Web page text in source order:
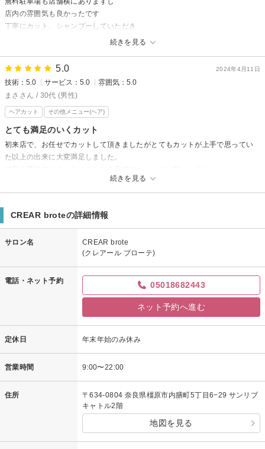
続きを見る
店内の雰囲気も良かったです
丁寧にカット、シャンプーしていただき
時々おしゃれな空間でリフレッシュするのも良いですね
2024年4月11日
5.0
技術：5.0 サービス：5.0
雰囲気：5.0
まささん / 30代 (男性)
ヘアカット その他メニュー(ヘア)
とても満足のいくカット
続きを見る
初来店で、お任せでカットして頂きましたがとてもカットが上手で思ってい
た以上の出来に大変満足しました。
CREAR broteの詳細情報
サロン名
CREAR brote
(クレアール ブローテ)
電話・ネット予約 05018682443
ネット予約へ進む
定休日 年末年始のみ休み
営業時間 9:00〜22:00
住所
〒634-0804 奈良県橿原市内膳町5丁目6−29 サンリブ
キャトル2階
地図を見る